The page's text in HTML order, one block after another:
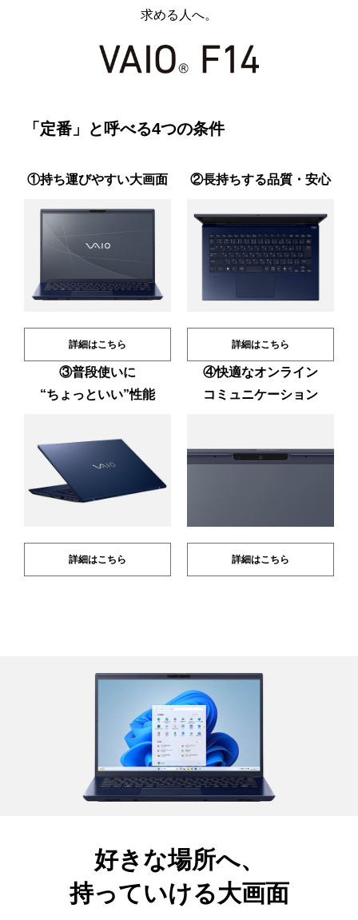
求める人へ。
「定番」と呼べる4つの条件
①持ち運びやすい大画面
詳細はこちら
②長持ちする品質・安心
詳細はこちら
③普段使いに
“ちょっといい”性能
詳細はこちら
④快適なオンライン
コミュニケーション
詳細はこちら
好きな場所へ、
持っていける大画面